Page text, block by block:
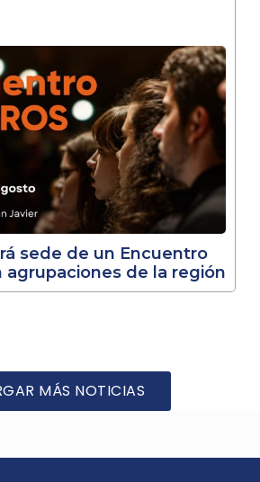
sede de un Encuentro
agrupaciones de la región
MÁS NOTICIAS